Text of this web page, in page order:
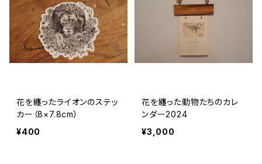
花を纏ったライオンのステッ
カー（8×7.8cm）
¥400
花を纏った動物たちのカレ
ンダー2024
¥3,000